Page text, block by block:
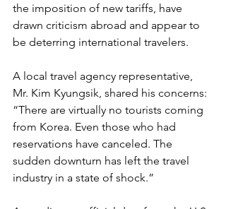
the imposition of new tariffs, have
drawn criticism abroad and appear to
be deterring international travelers.
A local travel agency representative,
Mr. Kim Kyungsik, shared his concerns:
“There are virtually no tourists coming
from Korea. Even those who had
reservations have canceled. The
sudden downturn has left the travel
industry in a state of shock.”